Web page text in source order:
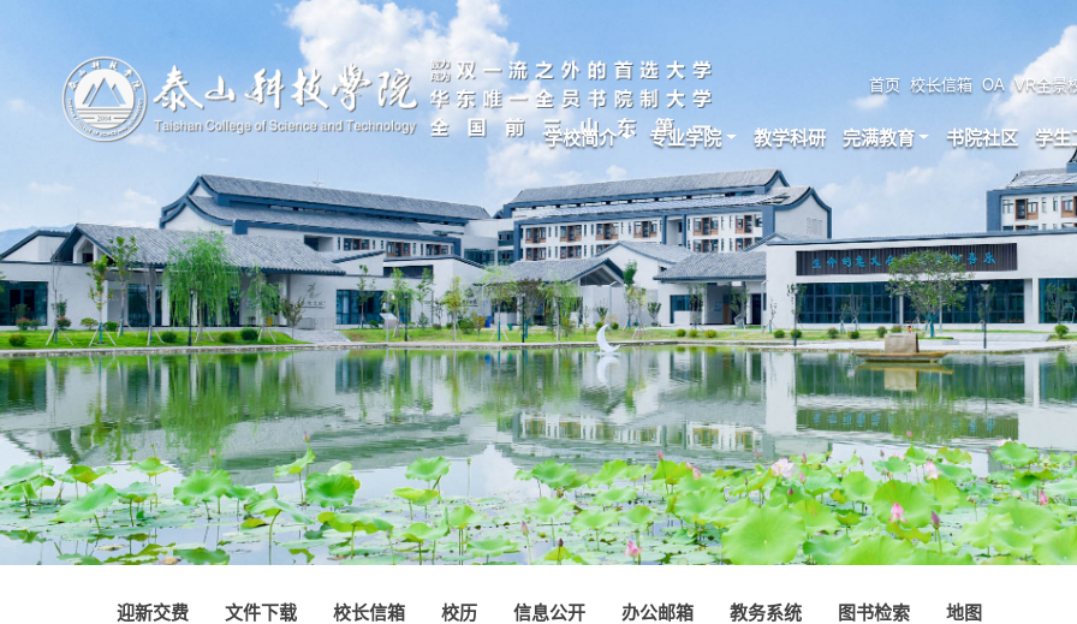
首页 校长信箱 OA VR全景
学校简介 专业学院 教学科研 完满教育 书院社区 学生
迎新交费 文件下载 校长信箱 校历 信息公开 办公邮箱 教务系统 图书检索 地图